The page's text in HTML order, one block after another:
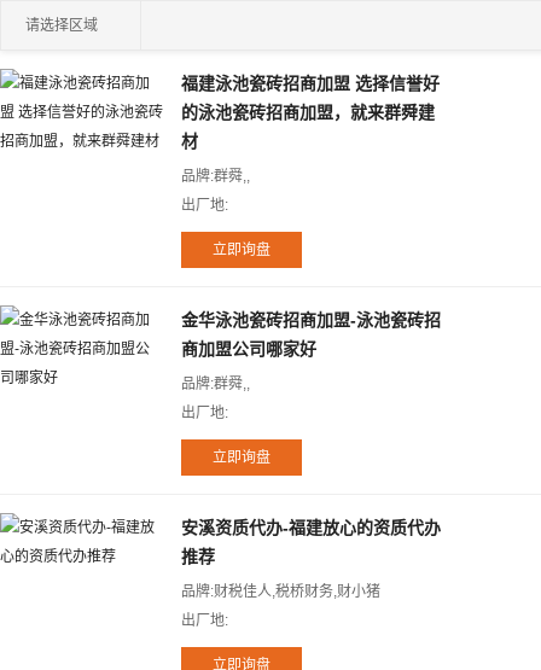
请选择区域
福建泳池瓷砖招商加盟 选择信誉好
的泳池瓷砖招商加盟，就来群舜建
材
品牌:群舜,,
出厂地:
金华泳池瓷砖招商加盟-泳池瓷砖招
商加盟公司哪家好
品牌:群舜,,
出厂地:
安溪资质代办-福建放心的资质代办
推荐
品牌:财税佳人,税桥财务,财小猪
出厂地: